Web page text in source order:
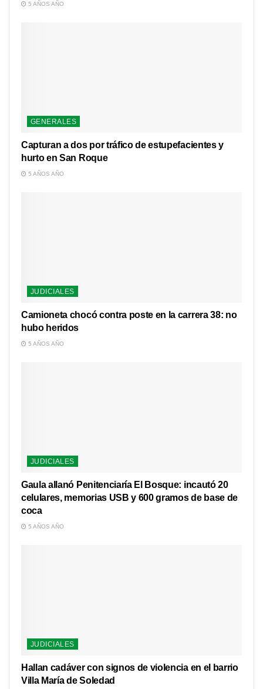
5 AÑOS AÑO
GENERALES
Capturan a dos por tráfico de estupefacientes y
hurto en San Roque
5 AÑOS AÑO
JUDICIALES
Camioneta chocó contra poste en la carrera 38: no
hubo heridos
5 AÑOS AÑO
JUDICIALES
Gaula allanó Penitenciaría El Bosque: incautó 20
celulares, memorias USB y 600 gramos de base de
coca
5 AÑOS AÑO
JUDICIALES
Hallan cadáver con signos de violencia en el barrio
Villa María de Soledad